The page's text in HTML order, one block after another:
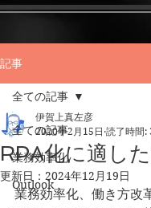
記事
全ての記事
業務効率化
Outlook
全ての記事
RPA化に適し
伊賀上真左彦
2020年2月15日 読了時間:
更新日： 2024年12月19日
業務効率化、働き方改